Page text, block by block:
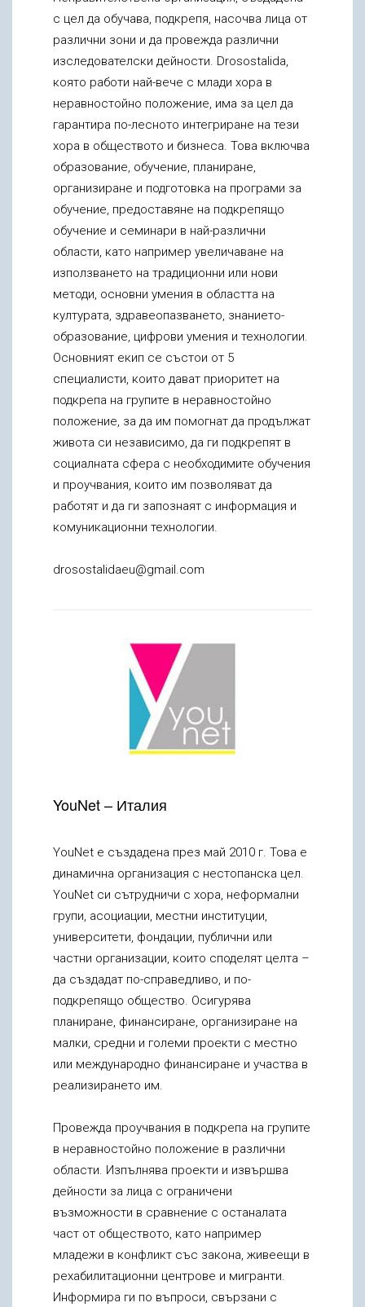
с цел да обучава, подкрепя, насочва лица от
различни зони и да провежда различни
изследователски дейности. Drosostalida,
която работи най-вече с млади хора в
неравностойно положение, има за цел да
гарантира по-лесното интегриране на тези
хора в обществото и бизнеса. Това включва
образование, обучение, планиране,
организиране и подготовка на програми за
обучение, предоставяне на подкрепящо
обучение и семинари в най-различни
области, като например увеличаване на
използването на традиционни или нови
методи, основни умения в областта на
културата, здравеопазването, знанието-
образование, цифрови умения и технологии.
Основният екип се състои от 5
специалисти, които дават приоритет на
подкрепа на групите в неравностойно
положение, за да им помогнат да продължат
живота си независимо, да ги подкрепят в
социалната сфера с необходимите обучения
и проучвания, които им позволяват да
работят и да ги запознаят с информация и
комуникационни технологии.
drosostalidaeu@gmail.com
YouNet – Италия
YouNet е създадена през май 2010 г. Това е
динамична организация с нестопанска цел.
YouNet си сътрудничи с хора, неформални
групи, асоциации, местни институции,
университети, фондации, публични или
частни организации, които споделят целта –
да създадат по-справедливо, и по-
подкрепящо общество. Осигурява
планиране, финансиране, организиране на
малки, средни и големи проекти с местно
или международно финансиране и участва в
реализирането им.
Провежда проучвания в подкрепа на групите
в неравностойно положение в различни
области. Изпълнява проекти и извършва
дейности за лица с ограничени
възможности в сравнение с останалата
част от обществото, като например
младежи в конфликт със закона, живеещи в
рехабилитационни центрове и мигранти.
Информира ги по въпроси, свързани с